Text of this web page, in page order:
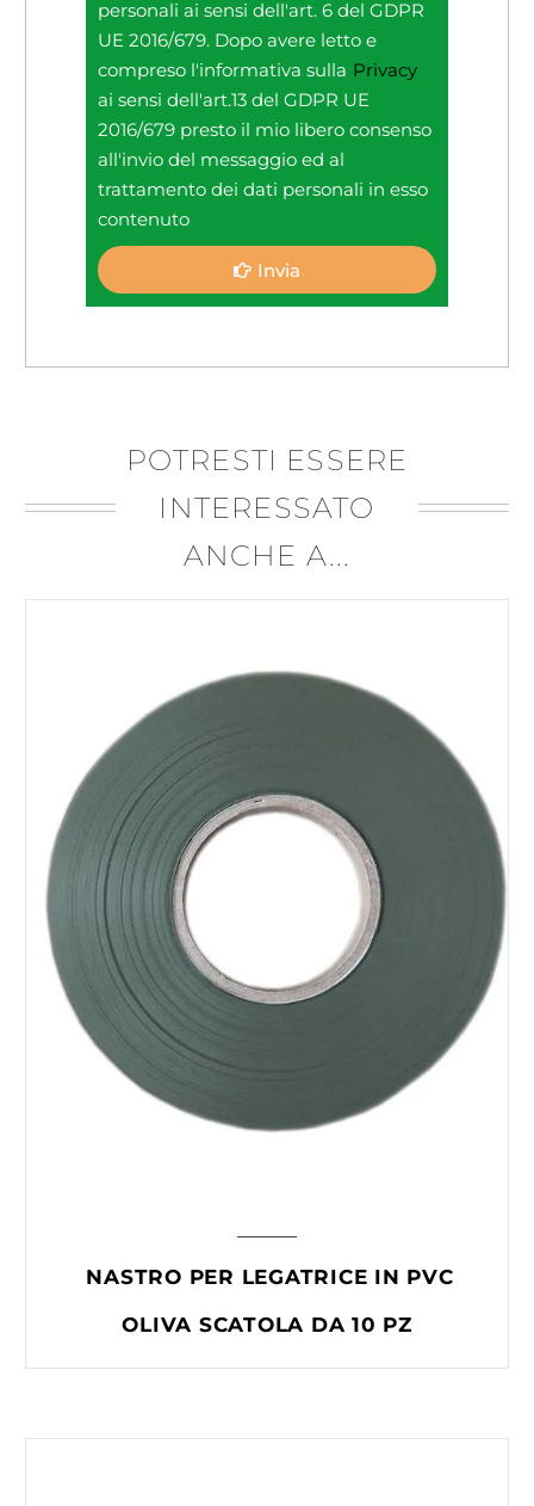
personali ai sensi dell'art. 6 del GDPR
UE 2016/679. Dopo avere letto e
compreso l'informativa sulla Privacy
ai sensi dell'art.13 del GDPR UE
2016/679 presto il mio libero consenso
all'invio del messaggio ed al
trattamento dei dati personali in esso
contenuto
Invia
POTRESTI ESSERE
INTERESSATO
ANCHE A...
NASTRO PER LEGATRICE IN PVC
OLIVA SCATOLA DA 10 PZ